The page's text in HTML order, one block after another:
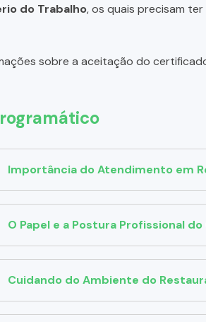
do Trabalho, os quais precisam ter
sobre a aceitação do
Importância do Atendimento em
O Papel e a Postura Profissional
Cuidando do Ambiente do